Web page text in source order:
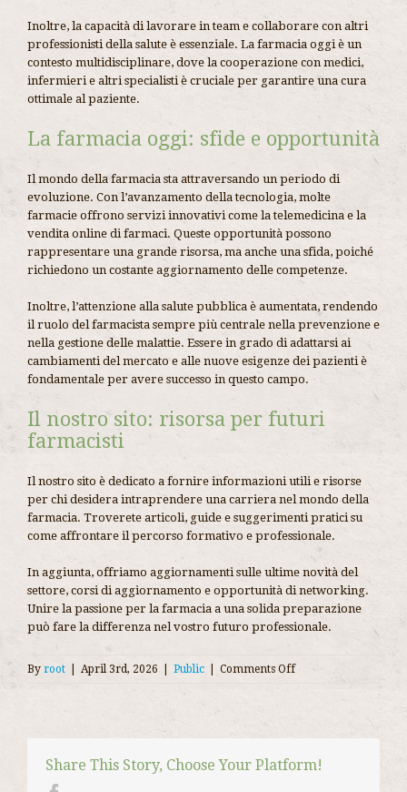
Inoltre, la capacità di lavorare in team e collaborare con altri
professionisti della salute è essenziale. La farmacia oggi è un
contesto multidisciplinare, dove la cooperazione con medici,
infermieri e altri specialisti è cruciale per garantire una cura
ottimale al paziente.
La farmacia oggi: sfide e opportunità
Il mondo della farmacia sta attraversando un periodo di
evoluzione. Con l’avanzamento della tecnologia, molte
farmacie offrono servizi innovativi come la telemedicina e la
vendita online di farmaci. Queste opportunità possono
rappresentare una grande risorsa, ma anche una sfida, poiché
richiedono un costante aggiornamento delle competenze.
Inoltre, l’attenzione alla salute pubblica è aumentata, rendendo
il ruolo del farmacista sempre più centrale nella prevenzione e
nella gestione delle malattie. Essere in grado di adattarsi ai
cambiamenti del mercato e alle nuove esigenze dei pazienti è
fondamentale per avere successo in questo campo.
Il nostro sito: risorsa per futuri
farmacisti
Il nostro sito è dedicato a fornire informazioni utili e risorse
per chi desidera intraprendere una carriera nel mondo della
farmacia. Troverete articoli, guide e suggerimenti pratici su
come affrontare il percorso formativo e professionale.
In aggiunta, offriamo aggiornamenti sulle ultime novità del
settore, corsi di aggiornamento e opportunità di networking.
Unire la passione per la farmacia a una solida preparazione
può fare la differenza nel vostro futuro professionale.
By root April 3rd, 2026 Public Comments Offon
farmacia
Share This Story, Choose Your Platform!